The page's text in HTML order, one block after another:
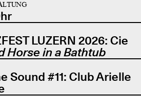
LUZERN 2026: Cie
Horse in a Bathtub
Sound #11: Club Arielle